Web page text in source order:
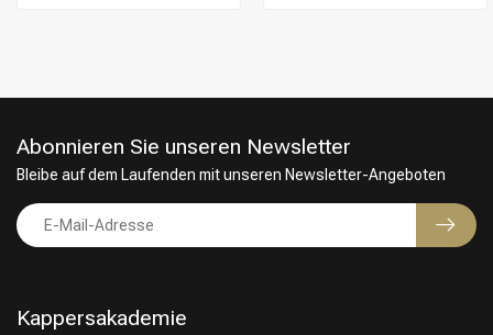
Kappersakademie
Abonnieren Sie unseren Newsletter
Bleibe auf dem Laufenden mit unseren Newsletter-Angeboten